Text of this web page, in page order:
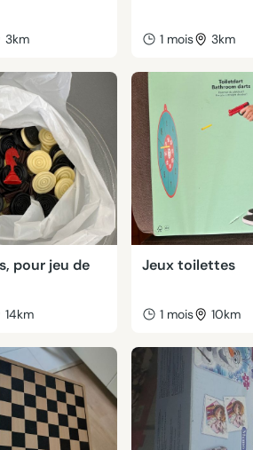
3km 1 mois 3km
pour jeu de
14km
Jeux toilettes
1 mois 10km